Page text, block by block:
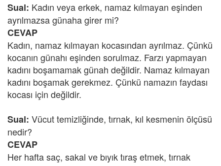
Sual: Kadın veya erkek, namaz kılmayan eşinden
ayrılmazsa günaha girer mi?
CEVAP
Kadın, namaz kılmayan kocasından ayrılmaz. Çünkü
kocanın günahı eşinden sorulmaz. Farzı yapmayan
kadını boşamamak günah değildir. Namaz kılmayan
kadını boşamak gerekmez. Çünkü namazın faydası
kocası için değildir.
Sual: Vücut temizliğinde, tırnak, kıl kesmenin ölçüsü
nedir?
CEVAP
Her hafta saç, sakal ve bıyık tıraş etmek, tırnak